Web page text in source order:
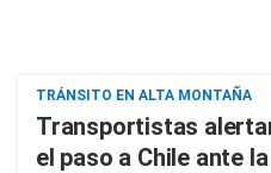
TRÁNSITO EN ALTA MONTAÑA
Transportistas
el paso a Chile ante